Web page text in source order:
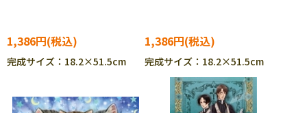
1,386円
完成サイズ：18.2×51.5cm
1,386円
完成サイズ：18.2×51.5cm